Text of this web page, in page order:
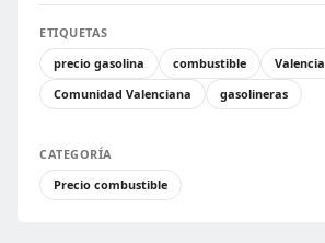
ETIQUETAS
precio gasolina
combustible
Valencia
Comunidad Valenciana
gasolineras
CATEGORÍA
Precio combustible